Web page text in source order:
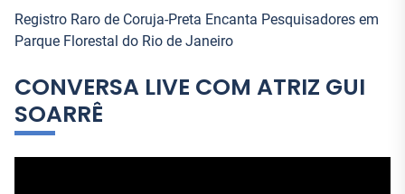
Registro Raro de Coruja-Preta Encanta Pesquisadores em
Parque Florestal do Rio de Janeiro
CONVERSA LIVE COM ATRIZ GUI
SOARRÊ